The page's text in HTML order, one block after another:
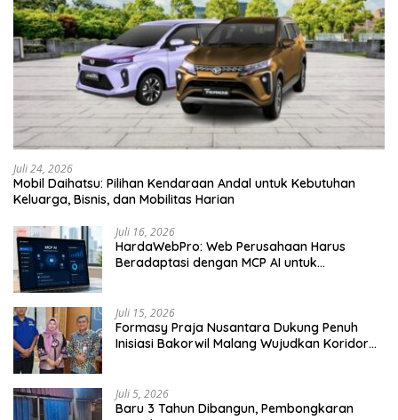
Juli 24, 2026
Mobil Daihatsu: Pilihan Kendaraan Andal untuk Kebutuhan
Keluarga, Bisnis, dan Mobilitas Harian
Juli 16, 2026
HardaWebPro: Web Perusahaan Harus
Beradaptasi dengan MCP AI untuk
Juli 15, 2026
Formasy Praja Nusantara Dukung Penuh
Inisiasi Bakorwil Malang Wujudkan Koridor
Juli 5, 2026
Baru 3 Tahun Dibangun, Pembongkaran